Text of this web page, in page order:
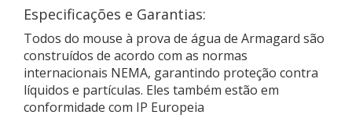
Especificações e Garantias:
Todos do mouse à prova de água de Armagard são
construídos de acordo com as normas
internacionais NEMA, garantindo proteção contra
líquidos e partículas. Eles também estão em
conformidade com IP Europeia